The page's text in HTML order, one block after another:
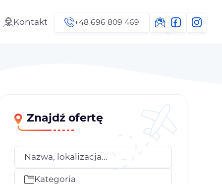
Kontakt +48 696 809 469
Znajdź ofertę
Nazwa, lokalizacja...
Kategoria